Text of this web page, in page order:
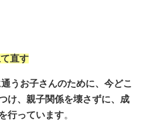
直す
うお子さんのために、今どこ
け、親子関係を壊さずに、成
行っています。